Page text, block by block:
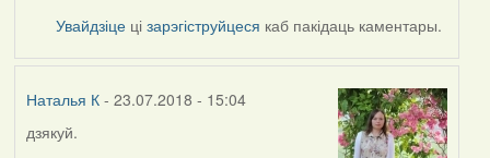
Увайдзіце цізарэгіструйцеся каб пакідаць каментары.
Наталья К- 23.07.2018 - 15:04
In
дзякуй.